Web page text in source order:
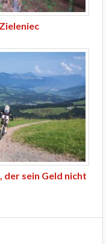
der sein Geld nicht